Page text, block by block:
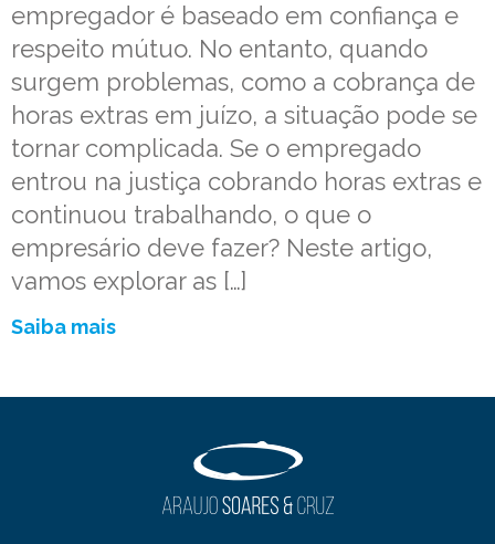
empregador é baseado em confiança e
respeito mútuo. No entanto, quando
surgem problemas, como a cobrança de
horas extras em juízo, a situação pode se
tornar complicada. Se o empregado
entrou na justiça cobrando horas extras e
continuou trabalhando, o que o
empresário deve fazer? Neste artigo,
vamos explorar as […]
Saiba mais